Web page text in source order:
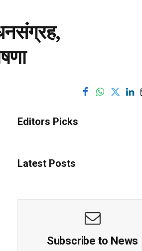
Editors Picks
Latest Posts
Subscribe to News